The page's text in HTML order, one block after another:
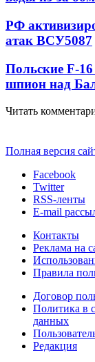
РФ
атак ВСУ5087
Польские F-16
шпион над
Читать
Полная версия
Facebook
Twitter
RSS-ленты
E-mail
Контакты
Реклама на
Правила
Договор
Политика в
данных
Редакция